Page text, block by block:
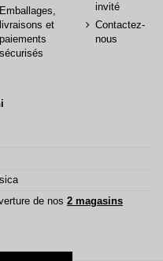
Emballages,
livraisons et
paiements
sécurisés
invité
Contactez-
nous
de nos 2 magasins